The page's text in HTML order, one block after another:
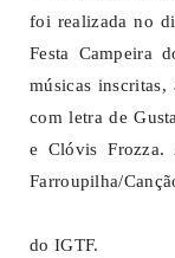
foi realizada no
Festa Campeira
músicas
com letra de
e Clóvis Frozza.
Farroupilha/
do IGTF.